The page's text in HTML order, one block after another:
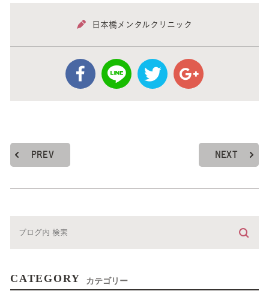
日本橋メンタルクリニック
PREV NEXT
CATEGORY カテゴリー